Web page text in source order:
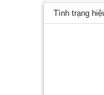
Tình trạng